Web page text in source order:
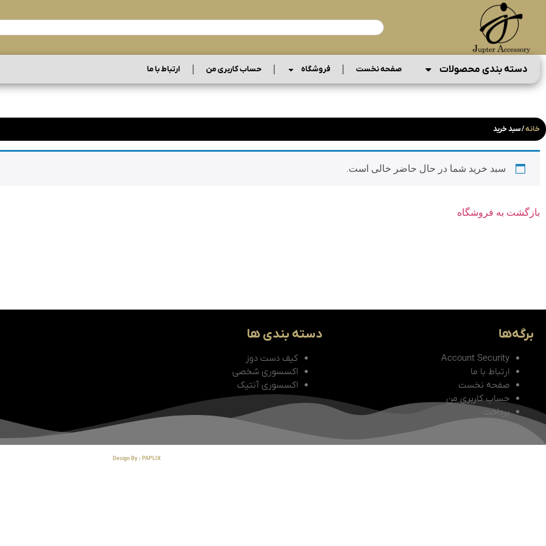
دسته بندی محصولات صفحه نخست فروشگاه حساب کاربری من ارتباط با ما
خانه/ سبد خرید
سبد خرید شما در حال حاضر خالی است.
بازگشت به فروشگاه
برگه‌ها
Account Security
ارتباط با ما
صفحه نخست
حساب کاربری من
پرداخت
دسته بندی ها
کیف دست دوز
اکسسوری شخصی
اکسسوری آنتیک
Design By : PAPLIX